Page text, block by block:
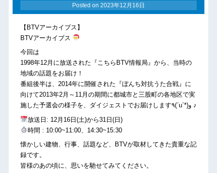
Posted on 2023年12月16日
【BTVアーカイブス】
BTVアーカイブス
今回は
1998年12月に放送された『こちらBTV情報局』から、当時の
地域の話題をお届け！
番組後半は、2014年に開催された『ぼんち対抗うた合戦』に
向けて2013年2月～11月の期間に都城市と三股町の各地区で実
施した予選会の様子を、ダイジェストでお届けします٩(ˊuˋ*)و ♪
放送日: 12月16日(土)から31日(日)
時間 : 10:00~11:00、14:30~15:30
懐かしい建物、行事、話題など、BTVが取材してきた貴重な記
録です。
皆様のあの頃に、思いを馳せてみてください。